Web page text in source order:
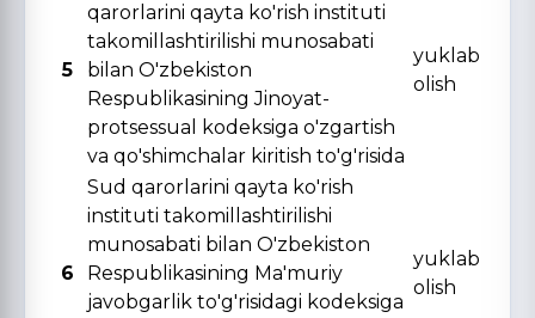
5
qarorlarini qayta ko'rish instituti
takomillashtirilishi munosabati
bilan O'zbekiston
Respublikasining Jinoyat-
protsessual kodeksiga o'zgartish
va qo'shimchalar kiritish to'g'risida
yuklab
olish
6
Sud qarorlarini qayta ko'rish
instituti takomillashtirilishi
munosabati bilan O'zbekiston
Respublikasining Ma'muriy
javobgarlik to'g'risidagi kodeksiga
yuklab
olish